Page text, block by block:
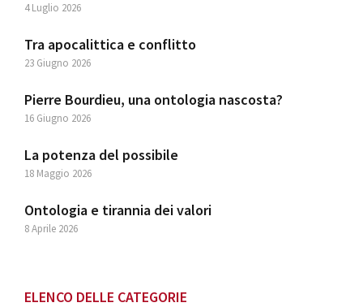
4 Luglio 2026
Tra apocalittica e conflitto
23 Giugno 2026
Pierre Bourdieu, una ontologia nascosta?
16 Giugno 2026
La potenza del possibile
18 Maggio 2026
Ontologia e tirannia dei valori
8 Aprile 2026
ELENCO DELLE CATEGORIE